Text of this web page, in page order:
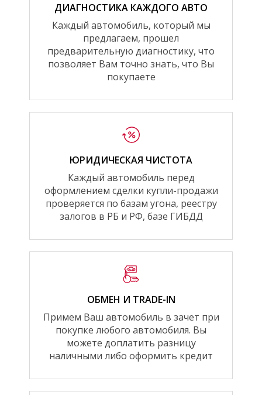
ДИАГНОСТИКА КАЖДОГО АВТО
Каждый автомобиль, который мы
предлагаем, прошел
предварительную диагностику, что
позволяет Вам точно знать, что Вы
покупаете
ЮРИДИЧЕСКАЯ ЧИСТОТА
Каждый автомобиль перед
оформлением сделки купли-продажи
проверяется по базам угона, реестру
залогов в РБ и РФ, базе ГИБДД
ОБМЕН И TRADE-IN
Примем Ваш автомобиль в зачет при
покупке любого автомобиля. Вы
можете доплатить разницу
наличными либо оформить кредит